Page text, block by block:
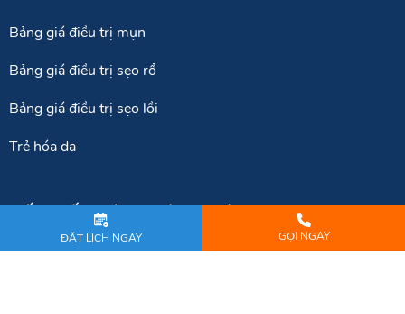
HỖ TRỢ KHÁCH HÀNG
Bảng giá điều trị mụn
Bảng giá điều trị sẹo rổ
Trẻ hóa da
ĐẶT LỊCH NGAY GỌI NGAY